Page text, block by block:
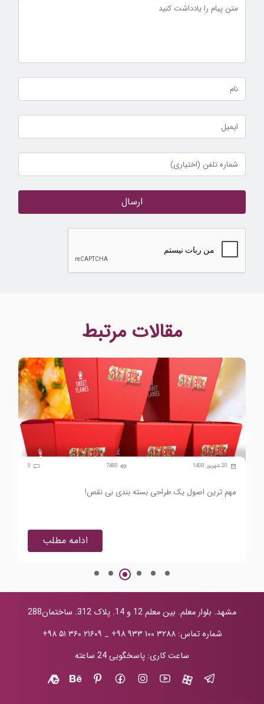
ارسال
مقالات مرتبط
20 شهریور 1400 7480
0
مهم ترین اصول یک طراحی بسته بندی بی نقص!
ادامه مطلب
مشهد. بلوار معلم. بین معلم 12 و 14. پلاک 312. ساختمان288
شماره تماس:+۹۸ ۹۳۳ ۱۰۰ ۳۲۸۸ _ +۹۸ ۵۱ ۳۶۰ ۲۱۶۰۹
ساعت کاری: پاسخگویی 24 ساعته